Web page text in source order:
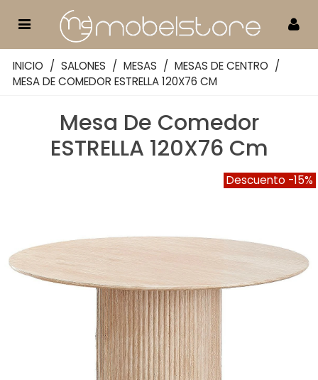
INICIO / SALONES / MESAS / MESAS DE CENTRO /
MESA DE COMEDOR ESTRELLA 120X76 CM
Mesa De Comedor
ESTRELLA 120X76 Cm
Descuento -15%